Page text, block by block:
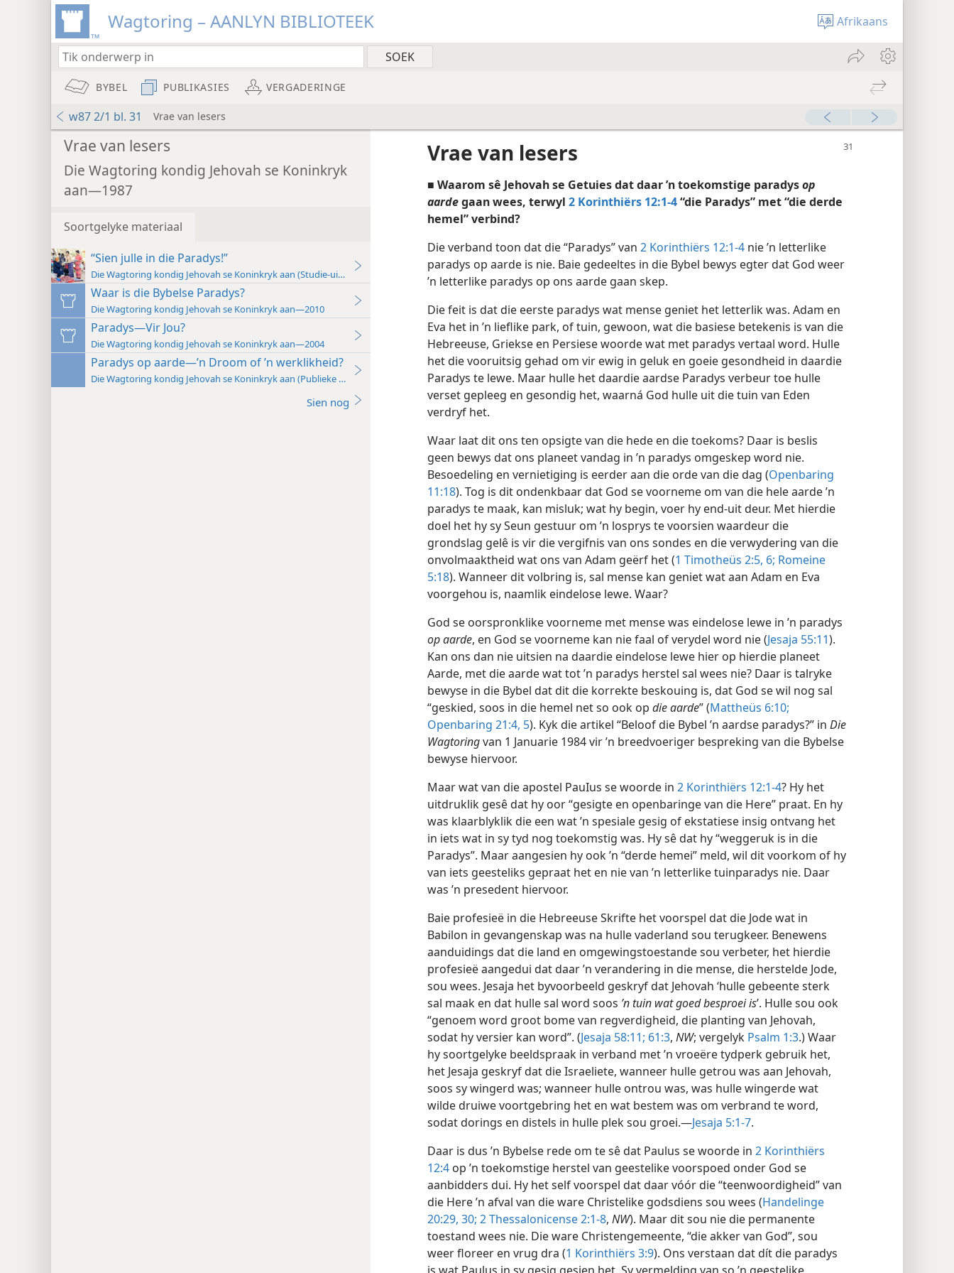
Wagtoring – AANLYN BIBLIOTEEK Afrikaans
BYBEL PUBLIKASIES VERGADERINGE
w87 2/1 bl. 31 Vrae van lesers
Vrae van lesers
Die Wagtoring kondig Jehovah se Koninkryk
aan—1987
Soortgelyke materiaal
“Sien julle in die Paradys!”
Die Wagtoring kondig Jehovah se Koninkryk aan (Studie-uitgawe) — 2018
Waar is die Bybelse Paradys?
Die Wagtoring kondig Jehovah se Koninkryk aan—2010
Paradys—Vir Jou?
Die Wagtoring kondig Jehovah se Koninkryk aan—2004
Paradys op aarde—’n Droom of ’n werklikheid?
Die Wagtoring kondig Jehovah se Koninkryk aan (Publieke uitgawe)—2017
Sien nog
Vrae van lesers
■ Waarom sê Jehovah se Getuies dat daar ’n toekomstige paradysop
aardegaan wees, terwyl 2 Korinthiërs 12:1-4“die Paradys” met “die derde
hemel” verbind?
Die verband toon dat die “Paradys” van 2 Korinthiërs 12:1-4 nie ’n letterlike
paradys op aarde is nie. Baie gedeeltes in die Bybel bewys egter dat God weer
’n letterlike paradys op ons aarde gaan skep.
Die feit is dat die eerste paradys wat mense geniet het letterlik was. Adam en
Eva het in ’n lieflike park, of tuin, gewoon, wat die basiese betekenis is van die
Hebreeuse, Griekse en Persiese woorde wat met paradys vertaal word. Hulle
het die vooruitsig gehad om vir ewig in geluk en goeie gesondheid in daardie
Paradys te lewe. Maar hulle het daardie aardse Paradys verbeur toe hulle
verset gepleeg en gesondig het, waarná God hulle uit die tuin van Eden
verdryf het.
Waar laat dit ons ten opsigte van die hede en die toekoms? Daar is beslis
geen bewys dat ons planeet vandag in ’n paradys omgeskep word nie.
Besoedeling en vernietiging is eerder aan die orde van die dag (Openbaring
11:18). Tog is dit ondenkbaar dat God se voorneme om van die hele aarde ’n
paradys te maak, kan misluk; wat hy begin, voer hy end-uit deur. Met hierdie
doel het hy sy Seun gestuur om ’n losprys te voorsien waardeur die
grondslag gelê is vir die vergifnis van ons sondes en die verwydering van die
onvolmaaktheid wat ons van Adam geërf het (1 Timotheüs 2:5, 6; Romeine
5:18). Wanneer dit volbring is, sal mense kan geniet wat aan Adam en Eva
voorgehou is, naamlik eindelose lewe. Waar?
God se oorspronklike voorneme met mense was eindelose lewe in ’n paradys
op aarde, en God se voorneme kan nie faal of verydel word nie (Jesaja 55:11).
Kan ons dan nie uitsien na daardie eindelose lewe hier op hierdie planeet
Aarde, met die aarde wat tot ’n paradys herstel sal wees nie? Daar is talryke
bewyse in die Bybel dat dit die korrekte beskouing is, dat God se wil nog sal
“geskied, soos in die hemel net so ook op die aarde” (Mattheüs 6:10;
Openbaring 21:4, 5). Kyk die artikel “Beloof die Bybel ’n aardse paradys?” in Die
Wagtoringvan 1 Januarie 1984 vir ’n breedvoeriger bespreking van die Bybelse
bewyse hiervoor.
Maar wat van die apostel PauIus se woorde in 2 Korinthiërs 12:1-4? Hy het
uitdruklik gesê dat hy oor “gesigte en openbaringe van die Here” praat. En hy
was klaarblyklik die een wat ’n spesiale gesig of ekstatiese insig ontvang het
in iets wat in sy tyd nog toekomstig was. Hy sê dat hy “weggeruk is in die
Paradys”. Maar aangesien hy ook ’n “derde hemei” meld, wil dit voorkom of hy
van iets geesteliks gepraat het en nie van ’n letterlike tuinparadys nie. Daar
was ’n presedent hiervoor.
Baie profesieë in die Hebreeuse Skrifte het voorspel dat die Jode wat in
Babilon in gevangenskap was na hulle vaderland sou terugkeer. Benewens
aanduidings dat die land en omgewingstoestande sou verbeter, het hierdie
profesieë aangedui dat daar ’n verandering in die mense, die herstelde Jode,
sou wees. Jesaja het byvoorbeeld geskryf dat Jehovah ‘hulle gebeente sterk
sal maak en dat hulle sal word soos ’n tuin wat goed besproei is’. Hulle sou ook
“genoem word groot bome van regverdigheid, die planting van Jehovah,
sodat hy versier kan word”. (Jesaja 58:11; 61:3, NW; vergelyk Psalm 1:3.) Waar
hy soortgelyke beeldspraak in verband met ’n vroeëre tydperk gebruik het,
het Jesaja geskryf dat die Israeliete, wanneer hulle getrou was aan Jehovah,
soos sy wingerd was; wanneer hulle ontrou was, was hulle wingerde wat
wilde druiwe voortgebring het en wat bestem was om verbrand te word,
sodat dorings en distels in hulle plek sou groei.—Jesaja 5:1-7.
Daar is dus ’n Bybelse rede om te sê dat Paulus se woorde in 2 Korinthiërs
12:4 op ’n toekomstige herstel van geestelike voorspoed onder God se
aanbidders dui. Hy het self voorspel dat daar vóór die “teenwoordigheid” van
die Here ’n afval van die ware Christelike godsdiens sou wees (Handelinge
20:29, 30; 2 Thessalonicense 2:1-8, NW). Maar dit sou nie die permanente
toestand wees nie. Die ware Christengemeente, “die akker van God”, sou
weer floreer en vrug dra (1 Korinthiërs 3:9). Ons verstaan dat dít die paradys